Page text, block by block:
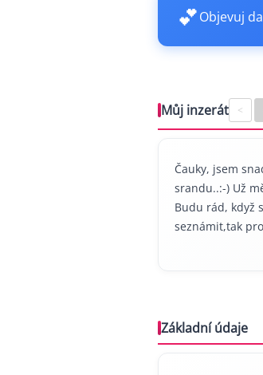
💕Objevuj
Můj inzerát <
Čauky, jsem
srandu..:-) Už
Budu rád, když
seznámit,tak
Základní údaje